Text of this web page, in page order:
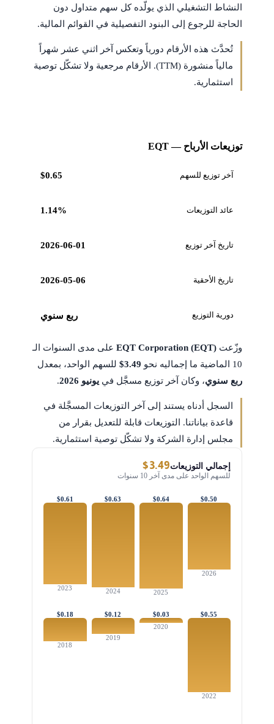
النشاط التشغيلي الذي يولّده كل سهم متداول دون
الحاجة للرجوع إلى البنود التفصيلية في القوائم المالية.
تُحدَّث هذه الأرقام دورياً وتعكس آخر اثني عشر شهراً
مالياً منشورة (TTM). الأرقام مرجعية ولا تشكّل توصية
استثمارية.
توزيعات الأرباح — EQT
آخر توزيع للسهم $0.65
عائد التوزيعات 1.14%
تاريخ آخر توزيع 2026-06-01
تاريخ الأحقية 2026-05-06
دورية التوزيع ربع سنوي
وزّعت EQT Corporation (EQT)على مدى السنوات الـ
10 الماضية ما إجماليه نحو
$3.49للسهم الواحد، بمعدل
ربع سنوي، وكان آخر توزيع مسجَّل في يونيو 2026 .
السجل أدناه يستند إلى آخر التوزيعات المسجَّلة في
قاعدة بياناتنا. التوزيعات قابلة للتعديل بقرار من
مجلس إدارة الشركة ولا تشكّل توصية استثمارية.
إجمالي التوزيعات$3.49
للسهم الواحد على مدى آخر 10 سنوات
$0.50
2026
$0.64
2025
$0.63
2024
$0.61
2023
$0.55
2022
$0.03
2020
$0.12
2019
$0.18
2018